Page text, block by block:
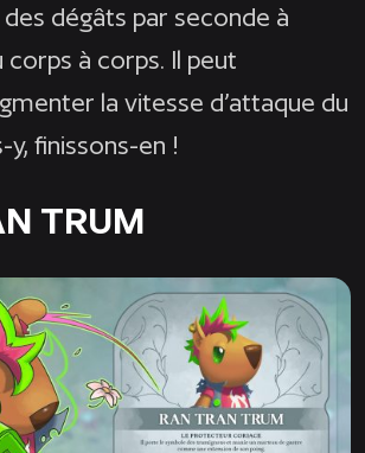
dégâts par seconde à
à corps. Il peut
la vitesse d’attaque du
y, finissons-en !
TRUM